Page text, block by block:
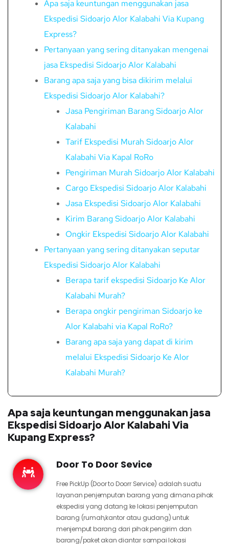
Apa saja keuntungan menggunakan jasa
Ekspedisi Sidoarjo Alor Kalabahi Via Kupang
Express?
Pertanyaan yang sering ditanyakan mengenai
jasa Ekspedisi Sidoarjo Alor Kalabahi
Barang apa saja yang bisa dikirim melalui
Ekspedisi Sidoarjo Alor Kalabahi?
Jasa Pengiriman Barang Sidoarjo Alor
Kalabahi
Tarif Ekspedisi Murah Sidoarjo Alor
Kalabahi Via Kapal RoRo
Pengiriman Murah Sidoarjo Alor Kalabahi
Cargo Ekspedisi Sidoarjo Alor Kalabahi
Jasa Ekspedisi Sidoarjo Alor Kalabahi
Kirim Barang Sidoarjo Alor Kalabahi
Ongkir Ekspedisi Sidoarjo Alor Kalabahi
Pertanyaan yang sering ditanyakan seputar
Ekspedisi Sidoarjo Alor Kalabahi
Berapa tarif ekspedisi Sidoarjo Ke Alor
Kalabahi Murah?
Berapa ongkir pengiriman Sidoarjo ke
Alor Kalabahi via Kapal RoRo?
Barang apa saja yang dapat di kirim
melalui Ekspedisi Sidoarjo Ke Alor
Kalabahi Murah?
Apa saja keuntungan menggunakan jasa
Ekspedisi Sidoarjo Alor Kalabahi Via
Kupang Express?
Door To Door Sevice
Free PickUp (Door to Doorr Service) adalah suatu
layanan penjemputan barang yang dimana pihak
ekspedisi yang datang ke lokasi penjemputan
barang (rumah,kantor atau gudang) untuk
menjemput barang dari pihak pengirim dan
barang/paket akan diantar sampai lokasi